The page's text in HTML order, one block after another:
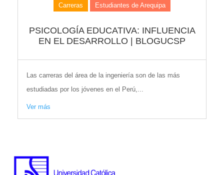
Carreras Estudiantes de Arequipa
PSICOLOGÍA EDUCATIVA: INFLUENCIA
EN EL DESARROLLO | BLOGUCSP
Las carreras del área de la ingeniería son de las más
estudiadas por los jóvenes en el Perú,...
Ver más